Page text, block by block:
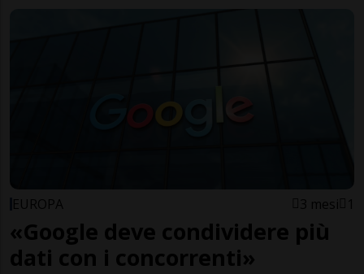
EUROPA 3 mesi 1
«Google deve condividere più
dati con i concorrenti»